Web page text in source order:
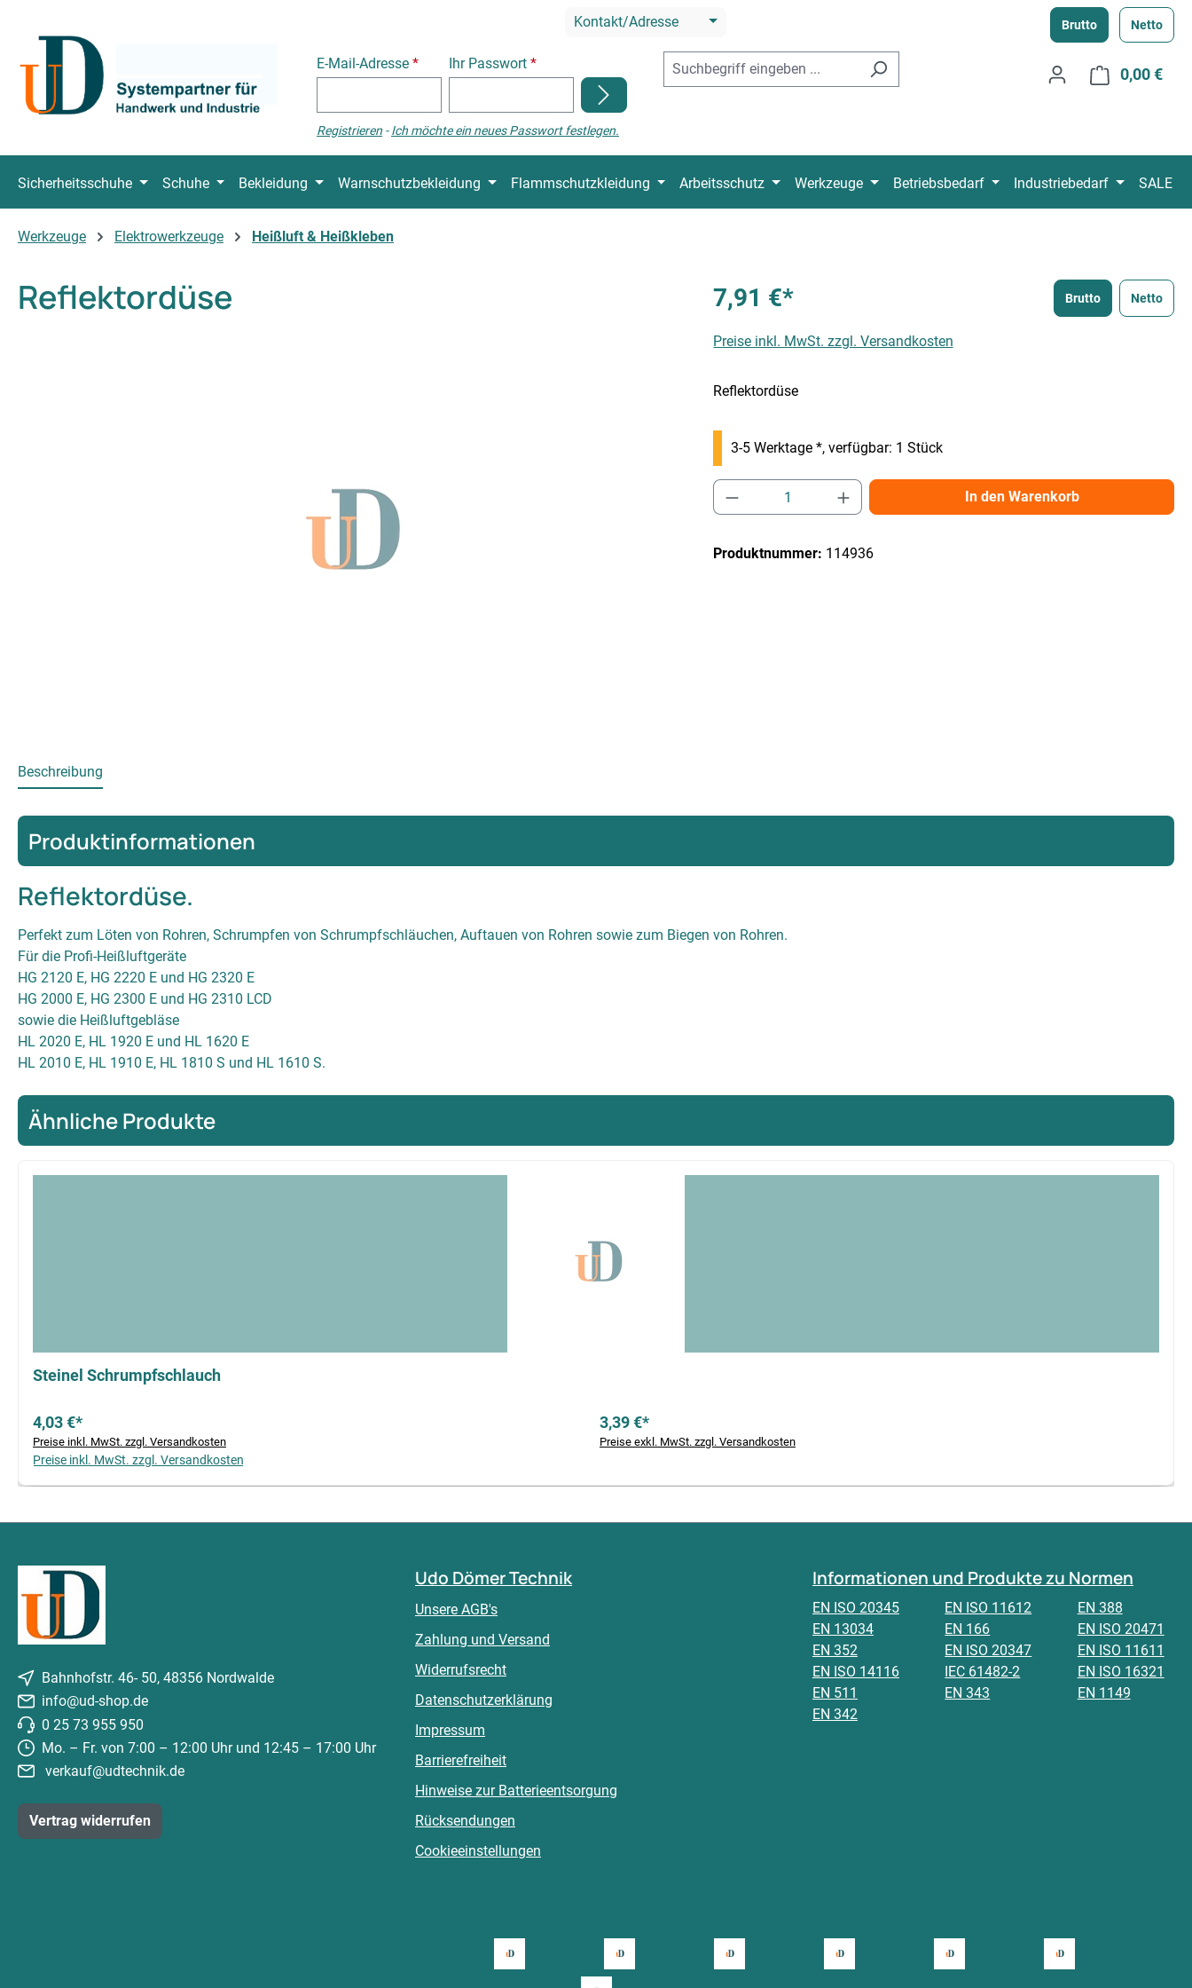
Kontakt/Adresse
E-Mail-Adresse * Ihr Passwort*
Registrieren -Ich möchte ein neues Passwort festlegen.
Brutto Netto
0,00 €
Sicherheitsschuhe Schuhe Bekleidung Warnschutzbekleidung Flammschutzkleidung Arbeitsschutz Werkzeuge Betriebsbedarf Industriebedarf SALE
Werkzeuge Elektrowerkzeuge Heißluft & Heißkleben
Reflektordüse 7,91 €* Brutto Netto
Preise inkl. MwSt. zzgl. Versandkosten
Reflektordüse
3-5 Werktage *, verfügbar: 1 Stück
Produkt Anzahl: Gib den gewünschten Wert ein
In den Warenkorb
Produktnummer: 114936
Beschreibung
Produktinformationen
Reflektordüse.
Perfekt zum Löten von Rohren, Schrumpfen von Schrumpfschläuchen, Auftauen von Rohren sowie zum Biegen von Rohren.
Für die Profi-Heißluftgeräte
HG 2120 E, HG 2220 E und HG 2320 E
HG 2000 E, HG 2300 E und HG 2310 LCD
sowie die Heißluftgebläse
HL 2020 E, HL 1920 E und HL 1620 E
HL 2010 E, HL 1910 E, HL 1810 S und HL 1610 S.
Ähnliche Produkte
Steinel Schrumpfschlauch
4,03 €*
Preise inkl. MwSt. zzgl. Versandkosten
3,39 €*
Preise exkl. MwSt. zzgl. Versandkosten
Preise inkl. MwSt. zzgl. Versandkosten
Bahnhofstr. 46- 50, 48356 Nordwalde
info@ud-shop.de
0 25 73 955 950
Mo. – Fr. von 7:00 – 12:00 Uhr und 12:45 – 17:00 Uhr
verkauf@udtechnik.de
Vertrag widerrufen
Udo Dömer Technik
Unsere AGB's
Zahlung und Versand
Widerrufsrecht
Datenschutzerklärung
Impressum
Barrierefreiheit
Hinweise zur Batterieentsorgung
Rücksendungen
Cookieeinstellungen
Informationen und Produkte zu Normen
EN ISO 20345 EN ISO 11612
EN 388
EN 13034
EN 166
EN ISO 20471
EN 352
EN ISO 20347
EN ISO 11611
EN ISO 14116
IEC 61482-2
EN ISO 16321
EN 511
EN 343
EN 1149
EN 342